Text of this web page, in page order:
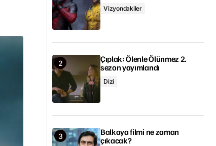
Vizyondakiler
Çıplak: Ölenle Ölünmez 2.
sezon yayımlandı
Dizi
Balkaya filmi ne zaman
çıkacak?